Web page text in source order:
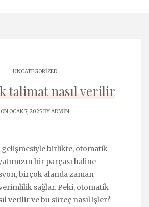
UNCATEGORIZED
talimat nasıl verilir
ON OCAK 7, 2025 BYADMIN
birlikte, otomatik
bir parçası haline
birçok alanda zaman
sağlar. Peki, otomatik
verilir ve bu süreç nasıl işler?